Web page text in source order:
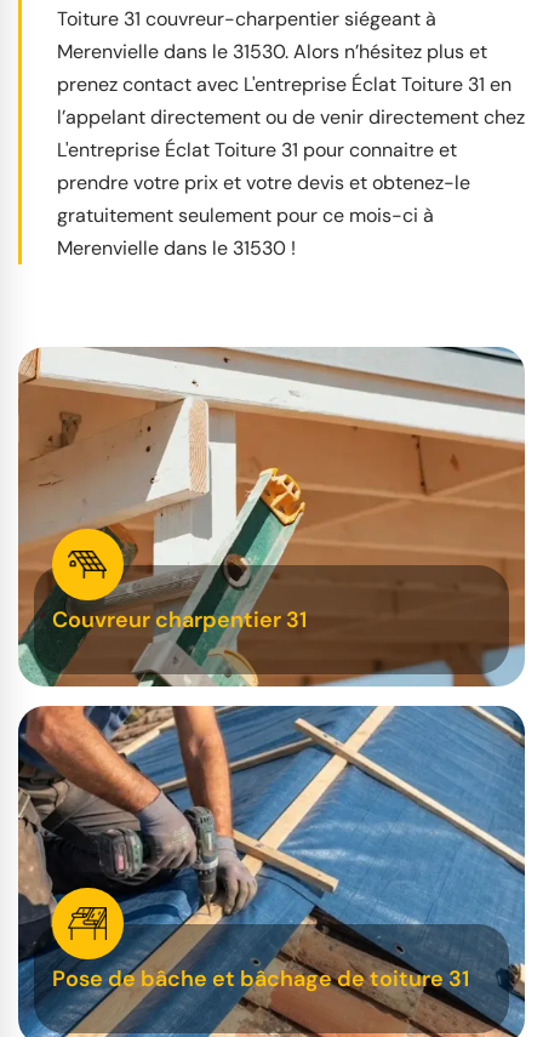
Toiture 31 couvreur-charpentier siégeant à
Merenvielle dans le 31530. Alors n’hésitez plus et
prenez contact avec L'entreprise Éclat Toiture 31 en
l’appelant directement ou de venir directement chez
L'entreprise Éclat Toiture 31 pour connaitre et
prendre votre prix et votre devis et obtenez-le
gratuitement seulement pour ce mois-ci à
Merenvielle dans le 31530 !
Couvreur charpentier 31
Pose de bâche et bâchage de toiture 31